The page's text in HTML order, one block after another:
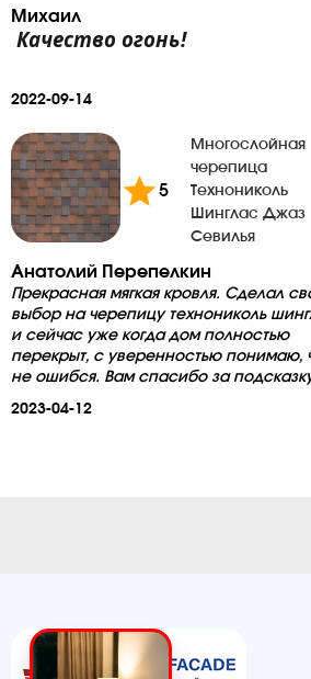
Михаил
Качество огонь!
2022-09-14
Многослойная
черепица
Технониколь
Шинглас Джаз
Севилья
5
Анатолий Перепелкин
Прекрасная мягкая кровля. Сделал
выбор на черепицу технониколь
и сейчас уже когда дом полностью
перекрыт, с уверенностью понимаю,
не ошибся. Вам спасибо за
2023-04-12